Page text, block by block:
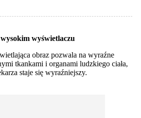
wyświetlaczu
obraz pozwala na wyraźne
tkankami i organami ludzkiego ciała,
staje się wyraźniejszy.